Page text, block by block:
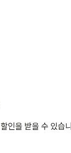
인을 받을 수 있습